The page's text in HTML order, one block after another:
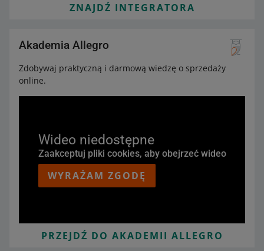
ZNAJDŹ INTEGRATORA
Akademia Allegro
Zdobywaj praktyczną i darmową wiedzę o sprzedaży
online.
Wideo niedostępne
Zaakceptuj pliki cookies, aby obejrzeć wideo
WYRAŻAM ZGODĘ
PRZEJDŹ DO AKADEMII ALLEGRO